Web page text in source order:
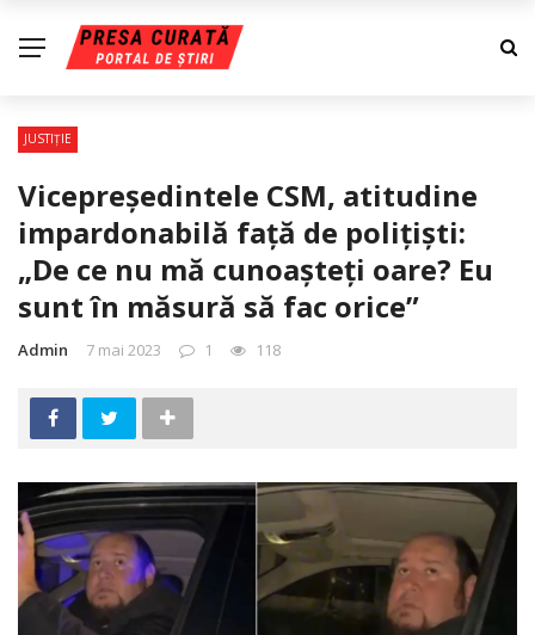
JUSTIŢIE
Vicepreședintele CSM, atitudine
impardonabilă față de polițiști:
„De ce nu mă cunoașteți oare? Eu
sunt în măsură să fac orice”
Admin 7 mai 2023 1 118